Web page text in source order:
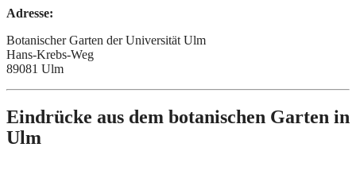
Adresse:
Botanischer Garten der Universität Ulm
Hans-Krebs-Weg
89081 Ulm
Eindrücke aus dem botanischen Garten in
Ulm